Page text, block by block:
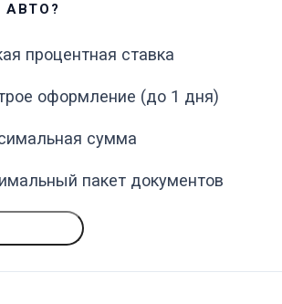
АВТО?
процентная ставка
оформление (до 1 дня)
сумма
пакет документов